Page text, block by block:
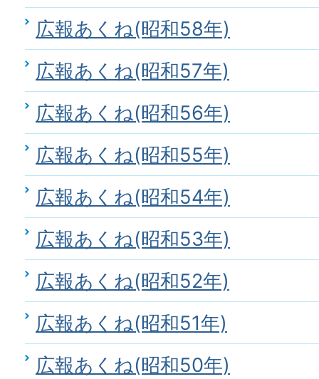
広報あくね(昭和58年)
広報あくね(昭和57年)
広報あくね(昭和56年)
広報あくね(昭和55年)
広報あくね(昭和54年)
広報あくね(昭和53年)
広報あくね(昭和52年)
広報あくね(昭和51年)
広報あくね(昭和50年)